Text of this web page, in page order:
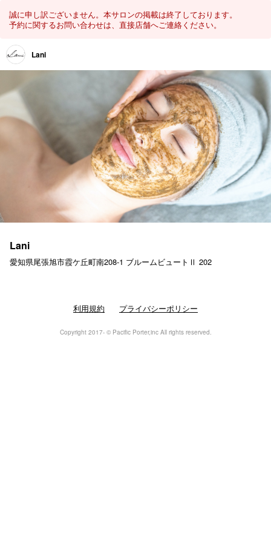
誠に申し訳ございません。本サロンの掲載は終了しております。
予約に関するお問い合わせは、直接店舗へご連絡ください。
Lani
Lani
愛知県尾張旭市霞ケ丘町南208-1 ブルームビュートⅡ 202
利用規約 プライバシーポリシー
Copyright 2017- © Pacific Porter,inc All rights reserved.